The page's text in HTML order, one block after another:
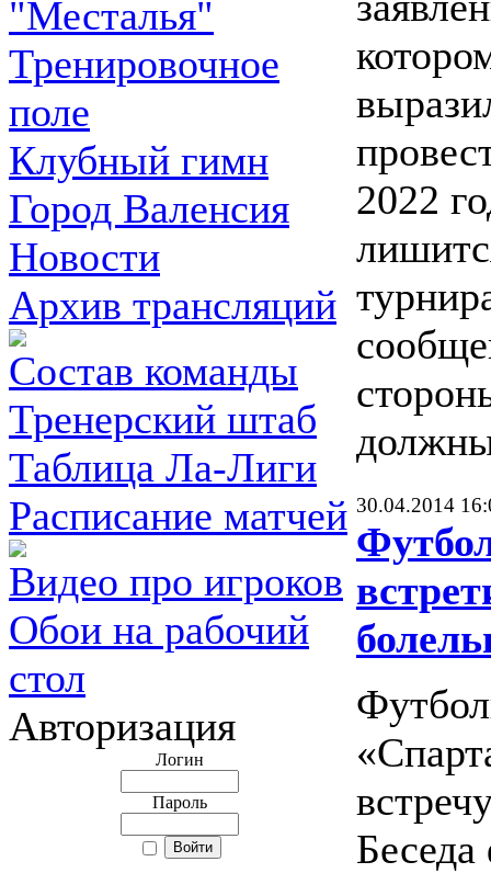
"Месталья"
Тренировочное
поле
Клубный гимн
Город Валенсия
Новости
Архив трансляций
Состав команды
Тренерский штаб
Таблица Ла-Лиги
Расписание матчей
Видео про игроков
Обои на рабочий
стол
Авторизация
Логин
Пароль
2022
30.04.2014
Беседа